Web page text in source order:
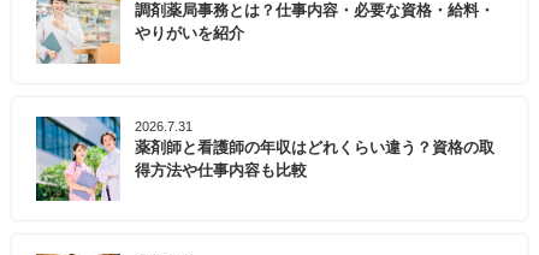
調剤薬局事務とは？仕事内容・必要な資格・給料・
やりがいを紹介
2026.7.31
薬剤師と看護師の年収はどれくらい違う？資格の取
得方法や仕事内容も比較